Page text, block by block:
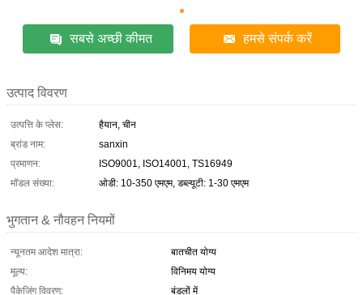
सबसे अच्छी कीमत हमसे संपर्क करें
उत्पाद विवरण
उत्पत्ति के प्लेस:
हैयान, चीन
ब्रांड नाम:
sanxin
प्रमाणन:
ISO9001, ISO14001, TS16949
मॉडल संख्या:
ओडी: 10-350 एमएम, डब्ल्यूटी: 1-30 एमएम
भुगतान & नौवहन नियमों
न्यूनतम आदेश मात्रा:
बातचीत योग्य
मूल्य:
विनिमय योग्य
पैकेजिंग विवरण:
बंडलों में